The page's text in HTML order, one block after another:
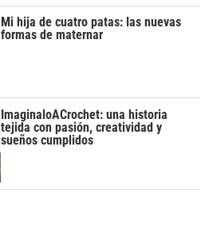
Mi hija de cuatro patas: las nuevas
formas de maternar
ImaginaloACrochet: una historia
tejida con pasión, creatividad y
sueños cumplidos